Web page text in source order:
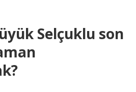
Selçuklu son